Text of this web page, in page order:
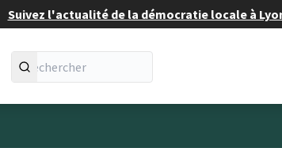
Suivez l'actualité de la démocratie locale à
utilisateur